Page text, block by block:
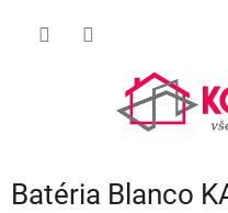
Batéria Blanco